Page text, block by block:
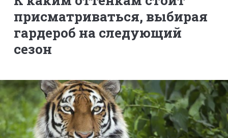
присматриваться, выбирая
гардероб на следующий
сезон